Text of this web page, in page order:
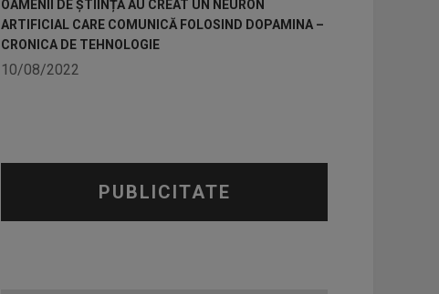
OAMENII DE ȘTIINȚĂ AU CREAT UN NEURON
ARTIFICIAL CARE COMUNICĂ FOLOSIND DOPAMINA –
CRONICA DE TEHNOLOGIE
10/08/2022
PUBLICITATE